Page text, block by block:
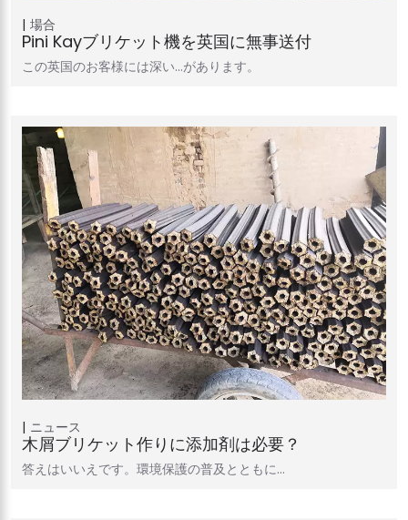
場合
Pini Kayブリケット機を英国に無事送付
この英国のお客様には深い…があります。
ニュース
木屑ブリケット作りに添加剤は必要？
答えはいいえです。環境保護の普及とともに…